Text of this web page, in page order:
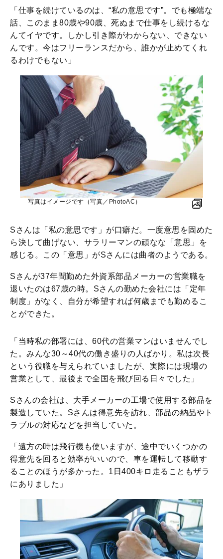
「仕事を続けているのは、“私の意思です”。でも極端な
話、このまま80歳や90歳、死ぬまで仕事をし続けるな
んてイヤです。しかし引き際がわからない、できない
んです。今はフリーランスだから、誰かが止めてくれ
るわけでもない」
写真はイメージです（写真／PhotoAC）
Sさんは「私の意思です」が口癖だ。一度意思を固めた
ら決して曲げない、サラリーマンの頑なな「意思」を
感じる。この「意思」がSさんには曲者のようである。
Sさんが37年間勤めた外資系部品メーカーの営業職を
退いたのは67歳の時。Sさんの勤めた会社には「定年
制度」がなく、自分が希望すれば何歳までも勤めるこ
とができた。
「当時私の部署には、60代の営業マンはいませんでし
た。みんな30～40代の働き盛りの人ばかり。私は次長
という役職を与えられていましたが、実際には現場の
営業として、最後まで全国を飛び回る日々でした」
Sさんの会社は、大手メーカーの工場で使用する部品を
製造していた。Sさんは得意先を訪れ、部品の納品やト
ラブルの対応などを担当していた。
「遠方の時は飛行機も使いますが、途中でいくつかの
得意先を回ると効率がいいので、車を運転して移動す
ることのほうが多かった。1日400キロ走ることもザラ
にありました」